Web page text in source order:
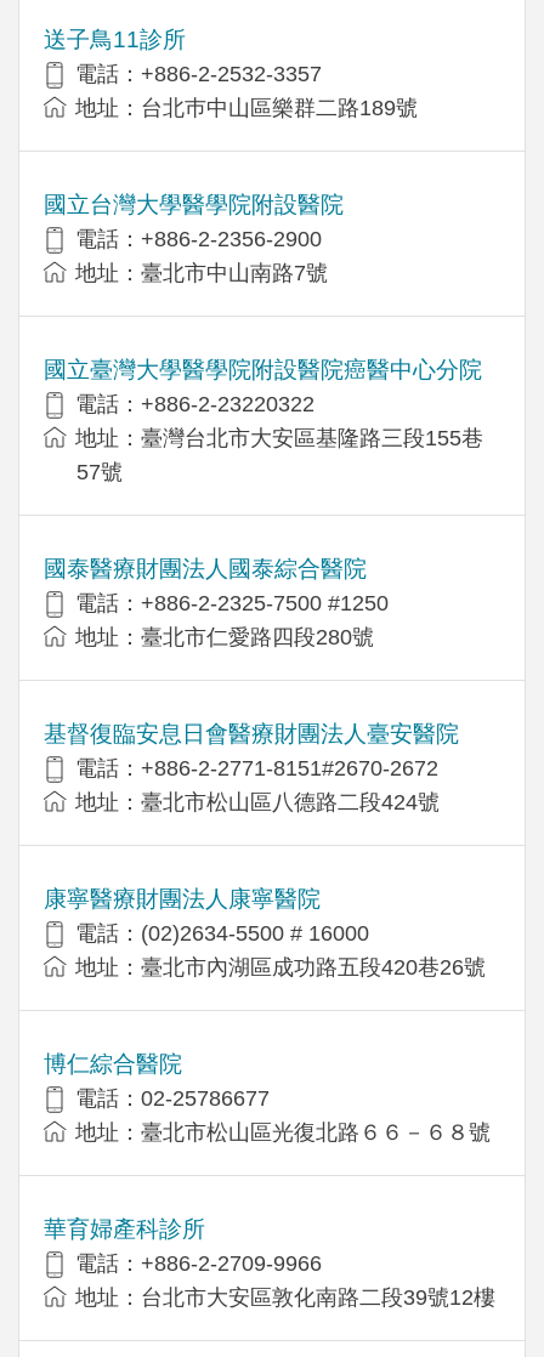
送子鳥11診所
電話：+886-2-2532-3357
地址：台北巿中山區樂群二路189號
國立台灣大學醫學院附設醫院
電話：+886-2-2356-2900
地址：臺北市中山南路7號
國立臺灣大學醫學院附設醫院癌醫中心分院
電話：+886-2-23220322
地址：臺灣台北市大安區基隆路三段155巷
57號
國泰醫療財團法人國泰綜合醫院
電話：+886-2-2325-7500 #1250
地址：臺北市仁愛路四段280號
基督復臨安息日會醫療財團法人臺安醫院
電話：+886-2-2771-8151#2670-2672
地址：臺北市松山區八德路二段424號
康寧醫療財團法人康寧醫院
電話：(02)2634-5500 # 16000
地址：臺北市內湖區成功路五段420巷26號
博仁綜合醫院
電話：02-25786677
地址：臺北市松山區光復北路６６－６８號
華育婦產科診所
電話：+886-2-2709-9966
地址：台北市大安區敦化南路二段39號12樓